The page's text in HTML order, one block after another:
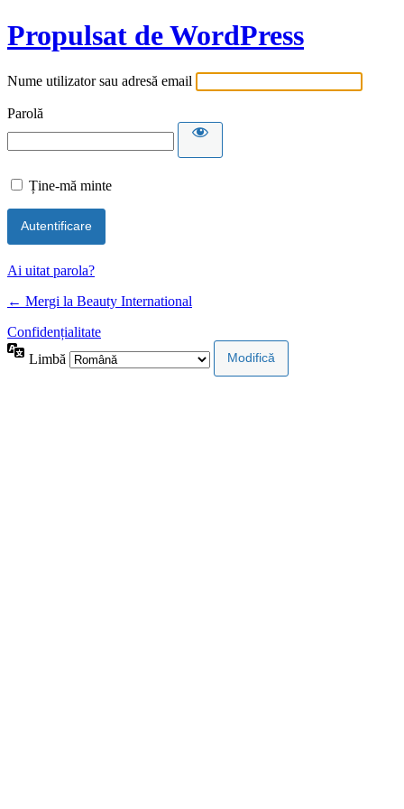
Propulsat de WordPress
Nume utilizator sau adresă email
Parolă
Ține-mă minte
Ai uitat parola?
← Mergi la Beauty International
Confidențialitate
Limbă